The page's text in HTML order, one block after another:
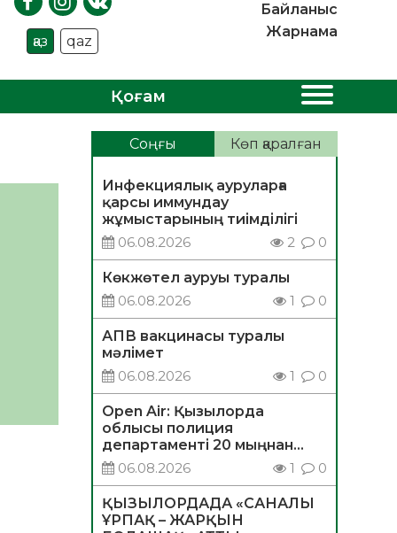
қаз qaz
Байланыс
Жарнама
Қоғам
Соңғы Көп қаралған
Инфекциялық ауруларға
қарсы иммундау
жұмыстарының тиімділігі
06.08.2026
2 0
Көкжөтел ауруы туралы
06.08.2026
1 0
АПВ вакцинасы туралы
мәлімет
06.08.2026
1 0
Open Air: Қызылорда
облысы полиция
департаменті 20 мыңнан
астам көрерменнің
қауіпсіздігін қамтамасыз етті
06.08.2026 1 0
ҚЫЗЫЛОРДАДА «САНАЛЫ
ҰРПАҚ – ЖАРҚЫН